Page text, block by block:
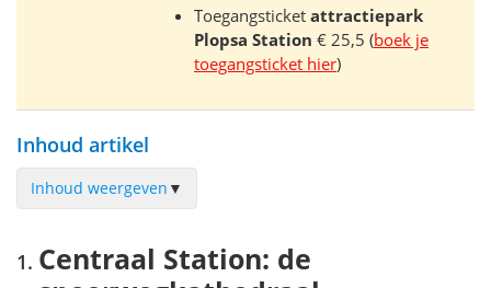
Toegangsticket attractiepark
Plopsa Station € 25,5 (boek je
toegangsticket hier)
Inhoud artikel
Inhoud weergeven ▼
De Grote Markt
Centraal Station: de